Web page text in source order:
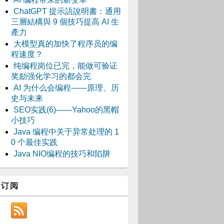
ChatGPT 提示語說明書：通用
三層結構與 9 個技巧提高 AI 生
產力
大模型真的加快了程序员的编
程速度？
纯编程岗位已完，能做可验证
奖励强化学习的都会完
AI 为什么会编程——原理、历
史与未来
SEO实践(6)——Yahoo的黑帽
小技巧
Java 编程中关于异常处理的 1
0 个最佳实践
Java NIO编程的技巧和陷阱
订阅